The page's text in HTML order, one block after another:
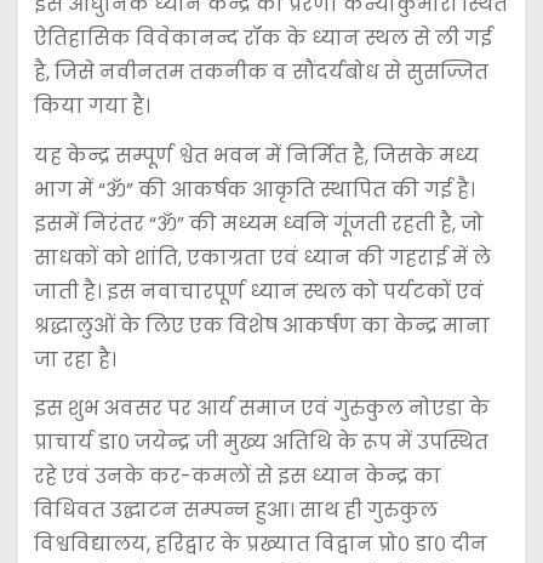
ऐतिहासिक विवेकानन्द रॉक के ध्यान स्थल से ली गई
है, जिसे नवीनतम तकनीक व सौंदर्यबोध से सुसज्जित
किया गया है।
यह केन्द्र सम्पूर्ण श्वेत भवन में निर्मित है, जिसके मध्य
भाग में “ॐ” की आकर्षक आकृति स्थापित की गई है।
इसमें निरंतर “ॐ” की मध्यम ध्वनि गूंजती रहती है, जो
साधकों को शांति, एकाग्रता एवं ध्यान की गहराई में ले
जाती है। इस नवाचारपूर्ण ध्यान स्थल को पर्यटकों एवं
श्रद्धालुओं के लिए एक विशेष आकर्षण का केन्द्र माना
जा रहा है।
इस शुभ अवसर पर आर्य समाज एवं गुरुकुल नोएडा के
प्राचार्य डा० जयेन्द्र जी मुख्य अतिथि के रूप में उपस्थित
रहे एवं उनके कर-कमलों से इस ध्यान केन्द्र का
विधिवत उद्घाटन सम्पन्न हुआ। साथ ही गुरुकुल
विश्वविद्यालय, हरिद्वार के प्रख्यात विद्वान प्रो० डा० दीन